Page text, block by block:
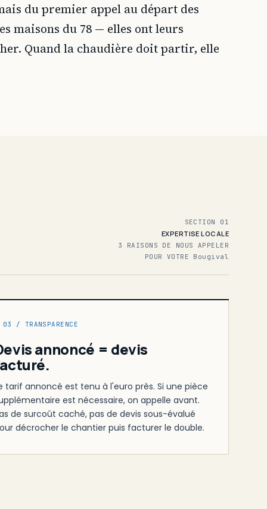
du premier appel au départ des
maisons du 78 — elles ont leurs
Quand la chaudière doit partir, elle
SECTION 01
EXPERTISE LOCALE
3 RAISONS DE NOUS APPELER
POUR VOTRE Bougival
/ TRANSPARENCE
annoncé = devis
tarif annoncé est tenu à l'euro près. Si une pièce
est nécessaire, on appelle avant.
de surcoût caché, pas de devis sous-évalué
décrocher le chantier puis facturer le double.